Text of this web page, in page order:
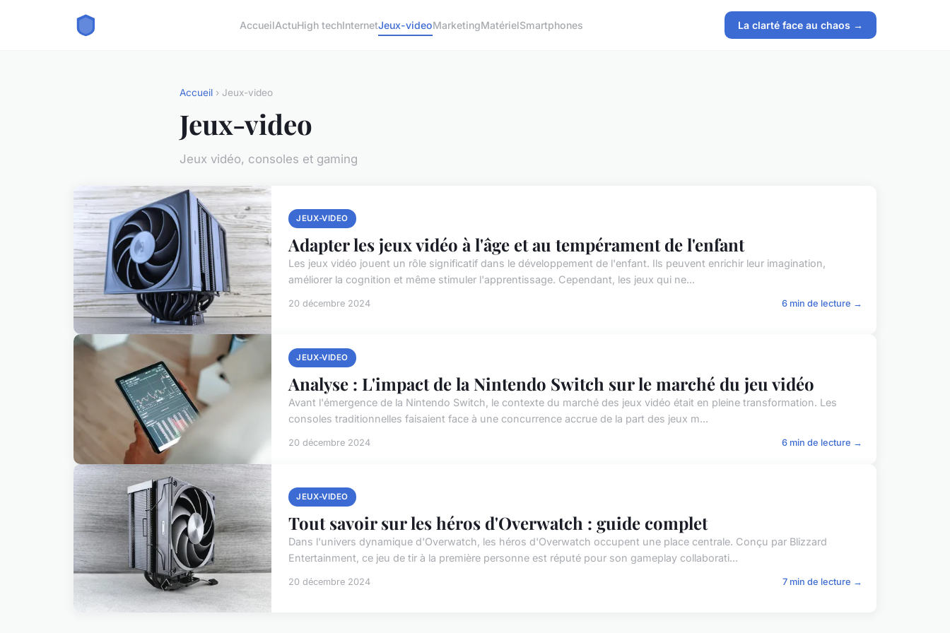
AccueilActuHigh techInternetJeux-videoMarketingMatérielSmartphones La clarté face au chaos →
Accueil › Jeux-video
Jeux-video
Jeux vidéo, consoles et gaming
JEUX-VIDEO
Adapter les jeux vidéo à l'âge et au tempérament de l'enfant
Les jeux vidéo jouent un rôle significatif dans le développement de l'enfant. Ils peuvent enrichir leur imagination,
améliorer la cognition et même stimuler l'apprentissage. Cependant, les jeux qui ne...
20 décembre 2024 6 min de lecture →
JEUX-VIDEO
Analyse : L'impact de la Nintendo Switch sur le marché du jeu vidéo
Avant l'émergence de la Nintendo Switch, le contexte du marché des jeux vidéo était en pleine transformation. Les
consoles traditionnelles faisaient face à une concurrence accrue de la part des jeux m...
20 décembre 2024 6 min de lecture →
JEUX-VIDEO
Tout savoir sur les héros d'Overwatch : guide complet
Dans l'univers dynamique d'Overwatch, les héros d'Overwatch occupent une place centrale. Conçu par Blizzard
Entertainment, ce jeu de tir à la première personne est réputé pour son gameplay collaborati...
20 décembre 2024 7 min de lecture →